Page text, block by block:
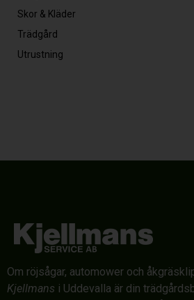
Skor & Kläder
Trädgård
Utrustning
Om röjsågar, automower och
Kjellmans i Uddevalla är din